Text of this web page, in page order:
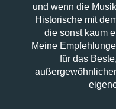
und wenn die
Historische mit
die sonst kaum
Meine
für das